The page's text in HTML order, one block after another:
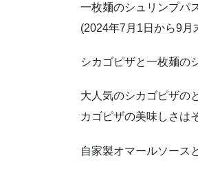
一枚麺のシュリンプパ
(2024年7月1日から9月
シカゴピザと一枚麺の
大人気のシカゴピザの
カゴピザの美味しさは
自家製オマールソース